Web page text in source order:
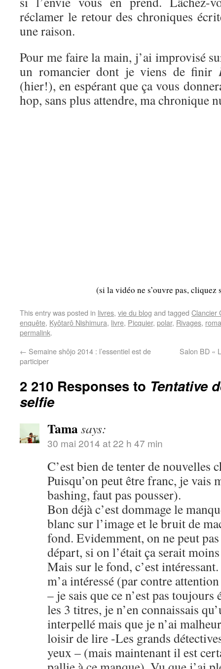
réclamer le retour des chroniques
une raison.
Pour me faire la main, j’ai improvisé
un romancier dont je viens de finir
(hier!), en espérant que ça vous
hop, sans plus attendre, ma chronique
(si la vidéo ne s’ouvre pas, cliquez
This entry was posted in livres, vie du blog and tagged Clancier
enquête, Kyôtarô Nishimura, livre, Picquier, polar, Rivages,
permalink.
← Semaine shôjo 2014 : l’essentiel est de
participer
Salon BD «
2 210 Responses to Tentative
selfie
Tamasays:
30 mai 2014 at 22 h 47 min
C’est bien de tenter de nouvelles
Puisqu’on peut être franc, je vais
bashing, faut pas pousser).
Bon déjà c’est dommage le
blanc sur l’image et le bruit de
fond. Evidemment, on ne peut
départ, si on l’était ça serait
Mais sur le fond, c’est
m’a intéressé (par contre
– je sais que ce n’est pas
les 3 titres, je n’en connaissais
interpellé mais que je n’ai
loisir de lire -Les grands
yeux – (mais maintenant il est